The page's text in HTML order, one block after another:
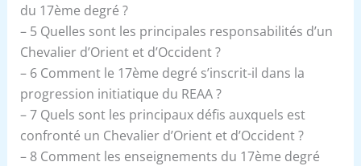
du 17ème degré ?
– 5 Quelles sont les principales responsabilités d’un
Chevalier d’Orient et d’Occident ?
– 6 Comment le 17ème degré s’inscrit-il dans la
progression initiatique du REAA ?
– 7 Quels sont les principaux défis auxquels est
confronté un Chevalier d’Orient et d’Occident ?
– 8 Comment les enseignements du 17ème degré